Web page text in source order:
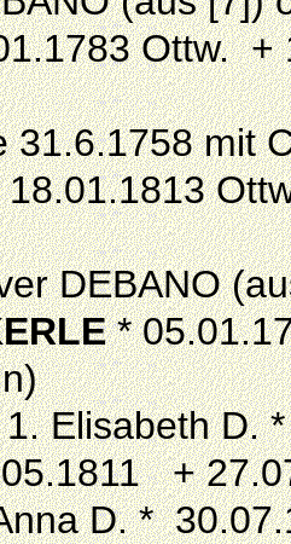
Ottw. +
mit
18.01.1813
DEBANO
*
D.
+
D. *